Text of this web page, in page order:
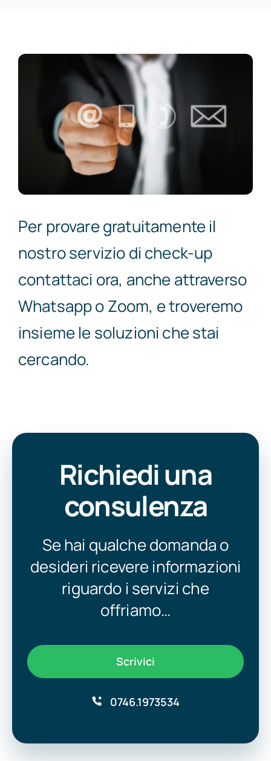
Per provare gratuitamente il
nostro servizio di check-up
contattaci ora, anche attraverso
Whatsapp o Zoom, e troveremo
insieme le soluzioni che stai
cercando.
Richiedi una
consulenza
Se hai qualche domanda o
desideri ricevere informazioni
riguardo i servizi che
offriamo…
Scrivici
0746.1973534